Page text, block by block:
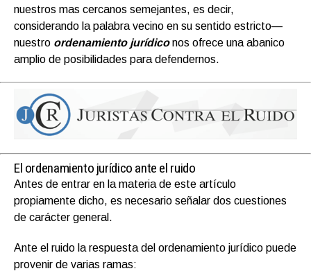
nuestros mas cercanos semejantes, es decir,
considerando la palabra vecino en su sentido estricto—
nuestro ordenamiento jurídiconos ofrece una abanico
amplio de posibilidades para defendernos.
El ordenamiento jurídico ante el ruido
Antes de entrar en la materia de este artículo
propiamente dicho, es necesario señalar dos cuestiones
de carácter general.
Ante el ruido la respuesta del ordenamiento jurídico puede
provenir de varias ramas: